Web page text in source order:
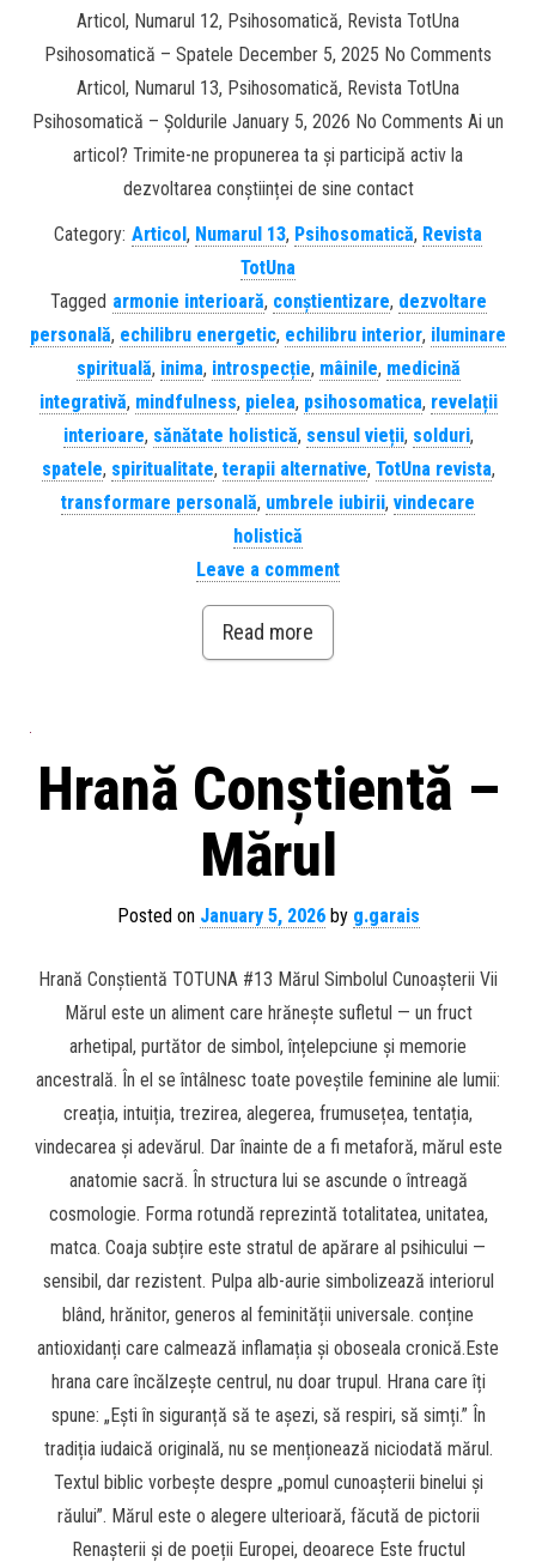
Articol, Numarul 12, Psihosomatică, Revista TotUna
Psihosomatică – Spatele December 5, 2025 No Comments
Articol, Numarul 13, Psihosomatică, Revista TotUna
Psihosomatică – Șoldurile January 5, 2026 No Comments Ai un
articol? Trimite-ne propunerea ta și participă activ la
dezvoltarea conștiinței de sine contact
Category: Articol, Numarul 13, Psihosomatică, Revista
TotUna
Tagged armonie interioară, conștientizare, dezvoltare
personală, echilibru energetic, echilibru interior, iluminare
spirituală, inima, introspecție, mâinile, medicină
integrativă, mindfulness, pielea, psihosomatica, revelații
interioare, sănătate holistică, sensul vieții, solduri,
spatele, spiritualitate, terapii alternative, TotUna revista,
transformare personală, umbrele iubirii, vindecare
holistică
Leave a comment
Read more
Hrană Conștientă –
Mărul
Posted on January 5, 2026by g.garais
Hrană Conștientă TOTUNA #13 Mărul Simbolul Cunoașterii Vii
Mărul este un aliment care hrănește sufletul — un fruct
arhetipal, purtător de simbol, înțelepciune și memorie
ancestrală. În el se întâlnesc toate poveștile feminine ale lumii:
creația, intuiția, trezirea, alegerea, frumusețea, tentația,
vindecarea și adevărul. Dar înainte de a fi metaforă, mărul este
anatomie sacră. În structura lui se ascunde o întreagă
cosmologie. Forma rotundă reprezintă totalitatea, unitatea,
matca. Coaja subțire este stratul de apărare al psihicului —
sensibil, dar rezistent. Pulpa alb-aurie simbolizează interiorul
blând, hrănitor, generos al feminității universale. conține
antioxidanți care calmează inflamația și oboseala cronică.Este
hrana care încălzește centrul, nu doar trupul. Hrana care îți
spune: „Ești în siguranță să te așezi, să respiri, să simți.” În
tradiția iudaică originală, nu se menționează niciodată mărul.
Textul biblic vorbește despre „pomul cunoașterii binelui și
răului”. Mărul este o alegere ulterioară, făcută de pictorii
Renașterii și de poeții Europei, deoarece Este fructul